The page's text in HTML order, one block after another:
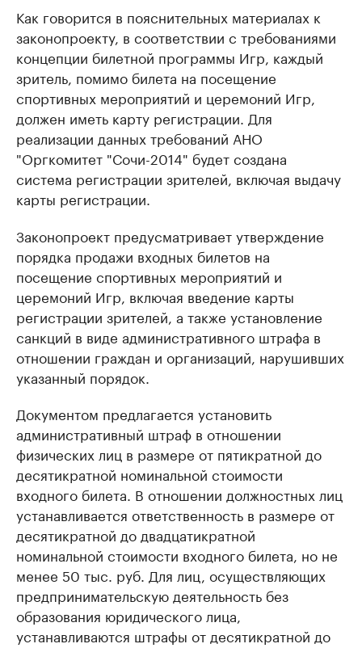
Как говорится в пояснительных материалах к
законопроекту, в соответствии с требованиями
концепции билетной программы Игр, каждый
зритель, помимо билета на посещение
спортивных мероприятий и церемоний Игр,
должен иметь карту регистрации. Для
реализации данных требований АНО
"Оргкомитет "Сочи-2014" будет создана
система регистрации зрителей, включая выдачу
карты регистрации.
Законопроект предусматривает утверждение
порядка продажи входных билетов на
посещение спортивных мероприятий и
церемоний Игр, включая введение карты
регистрации зрителей, а также установление
санкций в виде административного штрафа в
отношении граждан и организаций, нарушивших
указанный порядок.
Документом предлагается установить
административный штраф в отношении
физических лиц в размере от пятикратной до
десятикратной номинальной стоимости
входного билета. В отношении должностных лиц
устанавливается ответственность в размере от
десятикратной до двадцатикратной
номинальной стоимости входного билета, но не
менее 50 тыс. руб. Для лиц, осуществляющих
предпринимательскую деятельность без
образования юридического лица,
устанавливаются штрафы от десятикратной до